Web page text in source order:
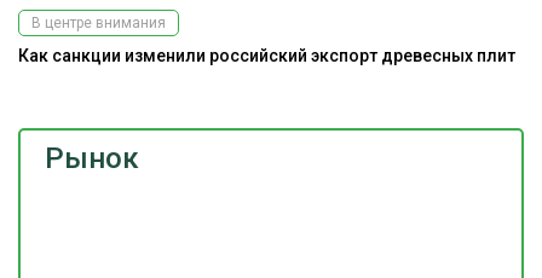
Рынок
В центре внимания
Как санкции изменили российский экспорт древесных плит